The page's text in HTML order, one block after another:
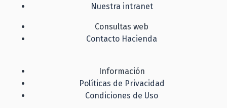
Nuestra intranet
Consultas web
Contacto Hacienda
Información
Políticas de Privacidad
Condiciones de Uso